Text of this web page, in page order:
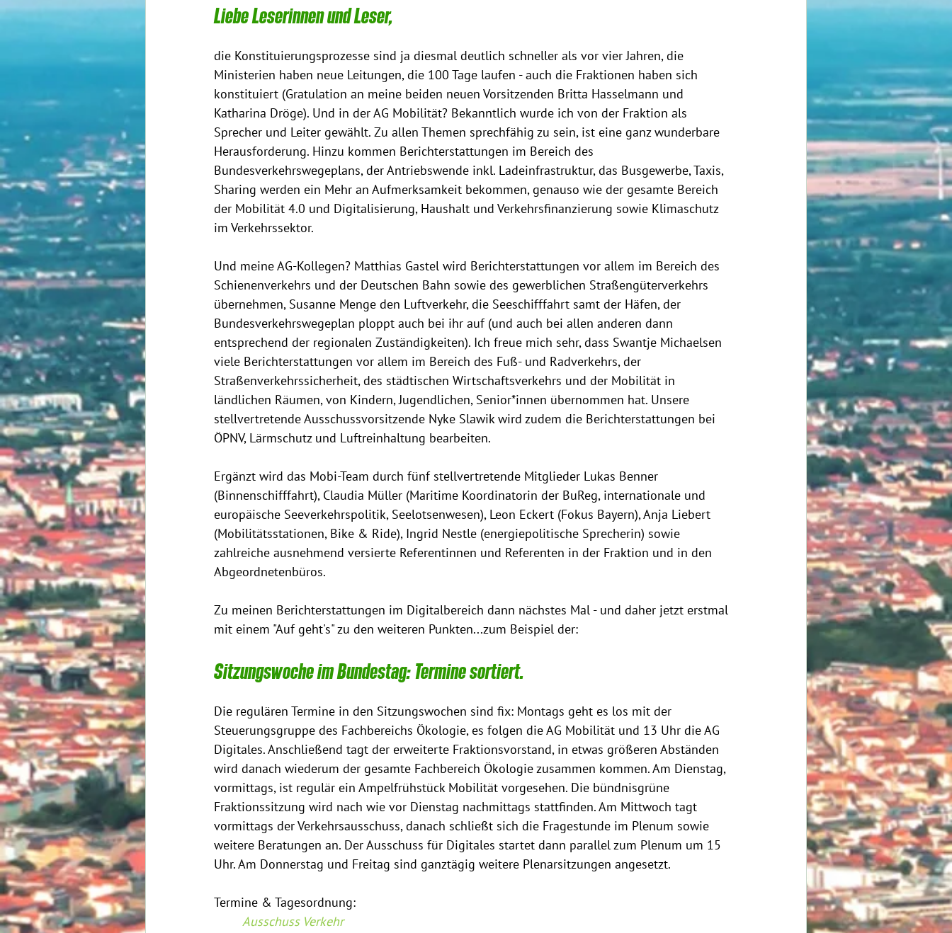
Liebe Leserinnen und Leser,
die Konstituierungsprozesse sind ja diesmal deutlich schneller als vor vier Jahren, die
Ministerien haben neue Leitungen, die 100 Tage laufen - auch die Fraktionen haben sich
konstituiert (Gratulation an meine beiden neuen Vorsitzenden Britta Hasselmann und
Katharina Dröge). Und in der AG Mobilität? Bekanntlich wurde ich von der Fraktion als
Sprecher und Leiter gewählt. Zu allen Themen sprechfähig zu sein, ist eine ganz wunderbare
Herausforderung. Hinzu kommen Berichterstattungen im Bereich des
Bundesverkehrswegeplans, der Antriebswende inkl. Ladeinfrastruktur, das Busgewerbe, Taxis,
Sharing werden ein Mehr an Aufmerksamkeit bekommen, genauso wie der gesamte Bereich
der Mobilität 4.0 und Digitalisierung, Haushalt und Verkehrsfinanzierung sowie Klimaschutz
im Verkehrssektor.
Und meine AG-Kollegen? Matthias Gastel wird Berichterstattungen vor allem im Bereich des
Schienenverkehrs und der Deutschen Bahn sowie des gewerblichen Straßengüterverkehrs
übernehmen, Susanne Menge den Luftverkehr, die Seeschifffahrt samt der Häfen, der
Bundesverkehrswegeplan ploppt auch bei ihr auf (und auch bei allen anderen dann
entsprechend der regionalen Zuständigkeiten). Ich freue mich sehr, dass Swantje Michaelsen
viele Berichterstattungen vor allem im Bereich des Fuß- und Radverkehrs, der
Straßenverkehrssicherheit, des städtischen Wirtschaftsverkehrs und der Mobilität in
ländlichen Räumen, von Kindern, Jugendlichen, Senior*innen übernommen hat. Unsere
stellvertretende Ausschussvorsitzende Nyke Slawik wird zudem die Berichterstattungen bei
ÖPNV, Lärmschutz und Luftreinhaltung bearbeiten.
Ergänzt wird das Mobi-Team durch fünf stellvertretende Mitglieder Lukas Benner
(Binnenschifffahrt), Claudia Müller (Maritime Koordinatorin der BuReg, internationale und
europäische Seeverkehrspolitik, Seelotsenwesen), Leon Eckert (Fokus Bayern), Anja Liebert
(Mobilitätsstationen, Bike & Ride), Ingrid Nestle (energiepolitische Sprecherin) sowie
zahlreiche ausnehmend versierte Referentinnen und Referenten in der Fraktion und in den
Abgeordnetenbüros.
Zu meinen Berichterstattungen im Digitalbereich dann nächstes Mal - und daher jetzt erstmal
mit einem "Auf geht's" zu den weiteren Punkten...zum Beispiel der:
Sitzungswoche im Bundestag: Termine sortiert.
Die regulären Termine in den Sitzungswochen sind fix: Montags geht es los mit der
Steuerungsgruppe des Fachbereichs Ökologie, es folgen die AG Mobilität und 13 Uhr die AG
Digitales. Anschließend tagt der erweiterte Fraktionsvorstand, in etwas größeren Abständen
wird danach wiederum der gesamte Fachbereich Ökologie zusammen kommen. Am Dienstag,
vormittags, ist regulär ein Ampelfrühstück Mobilität vorgesehen. Die bündnisgrüne
Fraktionssitzung wird nach wie vor Dienstag nachmittags stattfinden. Am Mittwoch tagt
vormittags der Verkehrsausschuss, danach schließt sich die Fragestunde im Plenum sowie
weitere Beratungen an. Der Ausschuss für Digitales startet dann parallel zum Plenum um 15
Uhr. Am Donnerstag und Freitag sind ganztägig weitere Plenarsitzungen angesetzt.
Termine & Tagesordnung:
Ausschuss Verkehr